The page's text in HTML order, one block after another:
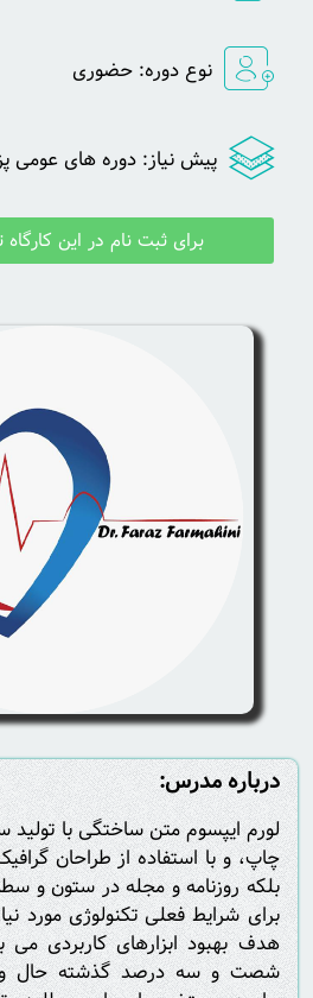
نوع دوره: حضوری
پیش نیاز: دوره های عومی
برای ثبت نام در این
درباره مدرس:
لورم ایپسوم متن ساختگی با
چاپ، و با استفاده از طراحان
بلکه روزنامه و مجله در ستون و
برای شرایط فعلی تکنولوژی مورد
هدف بهبود ابزارهای کاربردی می
شصت و سه درصد گذشته حال و